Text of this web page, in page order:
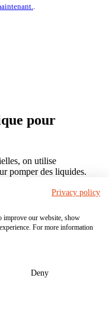
.
pour
on utilise
pomper des liquides.
plus il est important de
pompes. Dans ce
robuste, en
et abrasives.
Privacy policy
improve our website, show
For more information
Deny